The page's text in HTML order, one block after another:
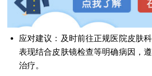
应对建议：及时前往正规医院皮肤
表现结合皮肤镜检查等明确病因，
治疗。